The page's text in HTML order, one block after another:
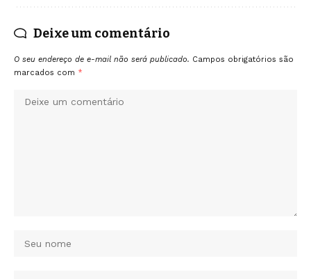
Deixe um comentário
O seu endereço de e-mail não será publicado. Campos obrigatórios são
marcados com *